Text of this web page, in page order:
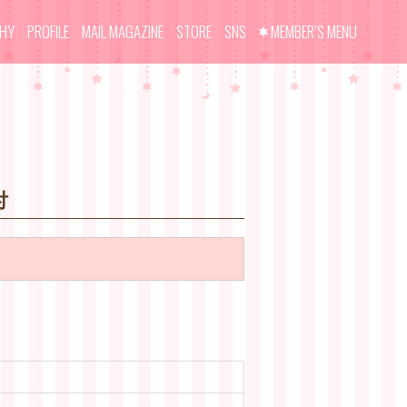
PROFILE MAIL MAGAZINE STORE SNS MEMBER’S MENU